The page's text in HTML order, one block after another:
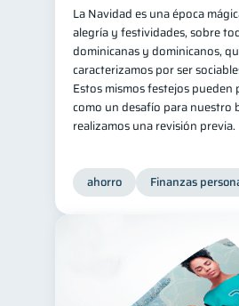
La Navidad es una época
alegría y festividades, sobre
dominicanas y dominicanos,
caracterizamos por ser
Estos mismos festejos pueden
como un desafío para nuestro
realizamos una revisión previa.
ahorro Finanzas